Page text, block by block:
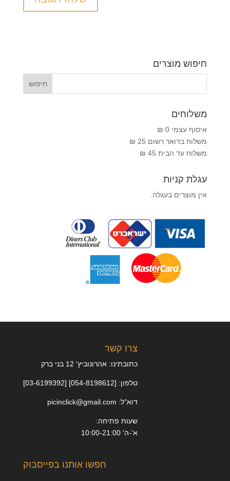
חיפוש מוצרים
משלוחים
איסוף עצמי 0 ₪
משלוח בדואר רשום 25 ₪
משלוח עד הבית 45 ₪
עגלת קניות
אין מוצרים בעגלה.
צרו קשר
כתובתינו: אהרונוביץ' 12 בני ברק
טלפון: [054-8198612] [03-6199392]
דוא"ל: picinclick@gmail.com
שעות פתיחה:
א'-ה' 10:00-21:00
חפשו אותנו בפייסבוק